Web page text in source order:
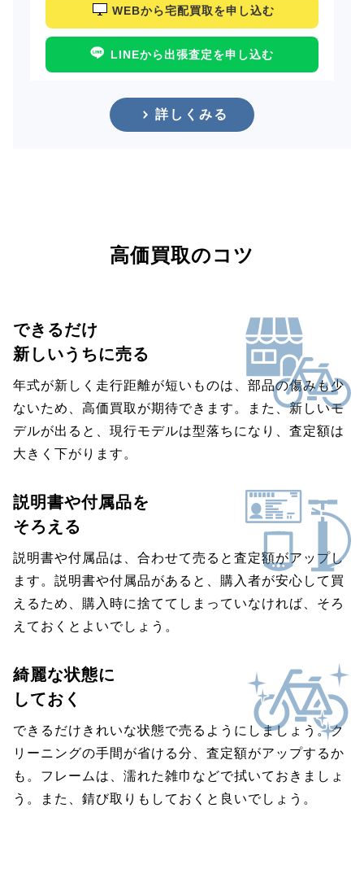
WEBから宅配買取を申し込む
LINEから出張査定を申し込む
詳しくみる
高価買取のコツ
できるだけ
新しいうちに売る
年式が新しく走行距離が短いものは、部品の傷みも少
ないため、高価買取が期待できます。また、新しいモ
デルが出ると、現行モデルは型落ちになり、査定額は
大きく下がります。
説明書や付属品を
そろえる
説明書や付属品は、合わせて売ると査定額がアップし
ます。説明書や付属品があると、購入者が安心して買
えるため、購入時に捨ててしまっていなければ、そろ
えておくとよいでしょう。
綺麗な状態に
しておく
できるだけきれいな状態で売るようにしましょう。ク
リーニングの手間が省ける分、査定額がアップするか
も。フレームは、濡れた雑巾などで拭いておきましょ
う。また、錆び取りもしておくと良いでしょう。